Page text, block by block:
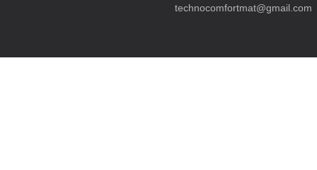
technocomfortmat@gmail.com